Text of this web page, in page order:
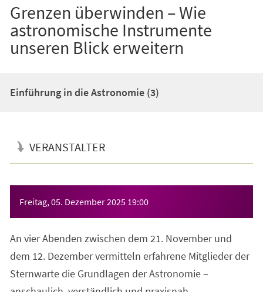
Grenzen überwinden – Wie
astronomische Instrumente
unseren Blick erweitern
Einführung in die Astronomie (3)
VERANSTALTER
Freitag, 05. Dezember 2025 19:00
An vier Abenden zwischen dem 21. November und
dem 12. Dezember vermitteln erfahrene Mitglieder der
Sternwarte die Grundlagen der Astronomie –